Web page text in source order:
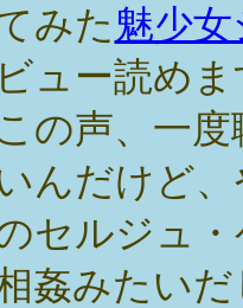
みた 魅少
ビュー読め
この声、一
んだけど
セルジュ
姦みたいだ